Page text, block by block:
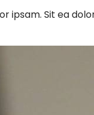
Sit ea